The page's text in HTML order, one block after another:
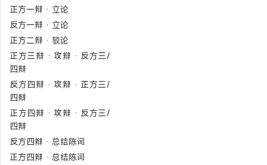
正方一辩 · 立论
反方一辩 · 立论
正方二辩 · 驳论
正方三辩 · 攻辩 · 反方三/
四辩
反方四辩 · 攻辩 · 正方三/
四辩
正方四辩 · 攻辩 · 反方三/
四辩
反方四辩 · 总结陈词
正方四辩 · 总结陈词